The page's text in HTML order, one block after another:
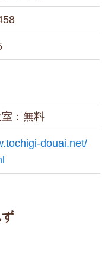
室：無料
douai.net/